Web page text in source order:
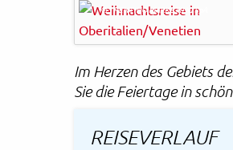
© TRENTINO MARKETING SpA
Im Herzen des Gebiets
Sie die Feiertage in
REISEVERLAUF